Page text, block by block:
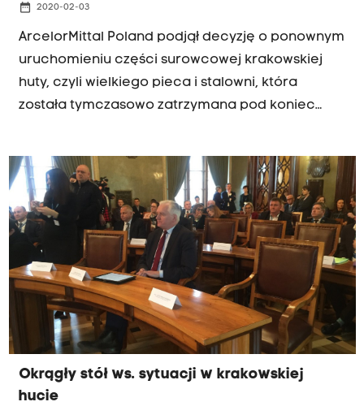
date_range 2020-02-03
ArcelorMittal Poland podjął decyzję o ponownym
uruchomieniu części surowcowej krakowskiej
huty, czyli wielkiego pieca i stalowni, która
została tymczasowo zatrzymana pod koniec
Okrągły stół ws. sytuacji w krakowskiej
hucie